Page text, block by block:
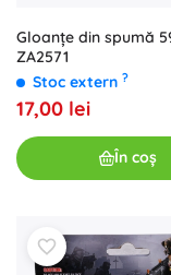
Gloanțe din spumă
ZA2571
Stoc extern ?
17,00 lei
În coș